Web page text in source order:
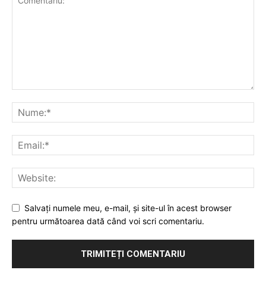
Salvaţi numele meu, e-mail, şi site-ul în acest browser
pentru următoarea dată când voi scri comentariu.